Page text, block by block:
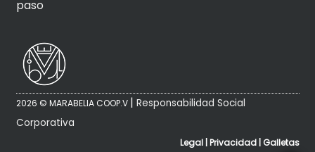
paso
2026 © MARABELIA COOP.V | Responsabilidad Social
Corporativa
Legal |Privacidad Galletas